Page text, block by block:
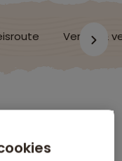
Verblijf &